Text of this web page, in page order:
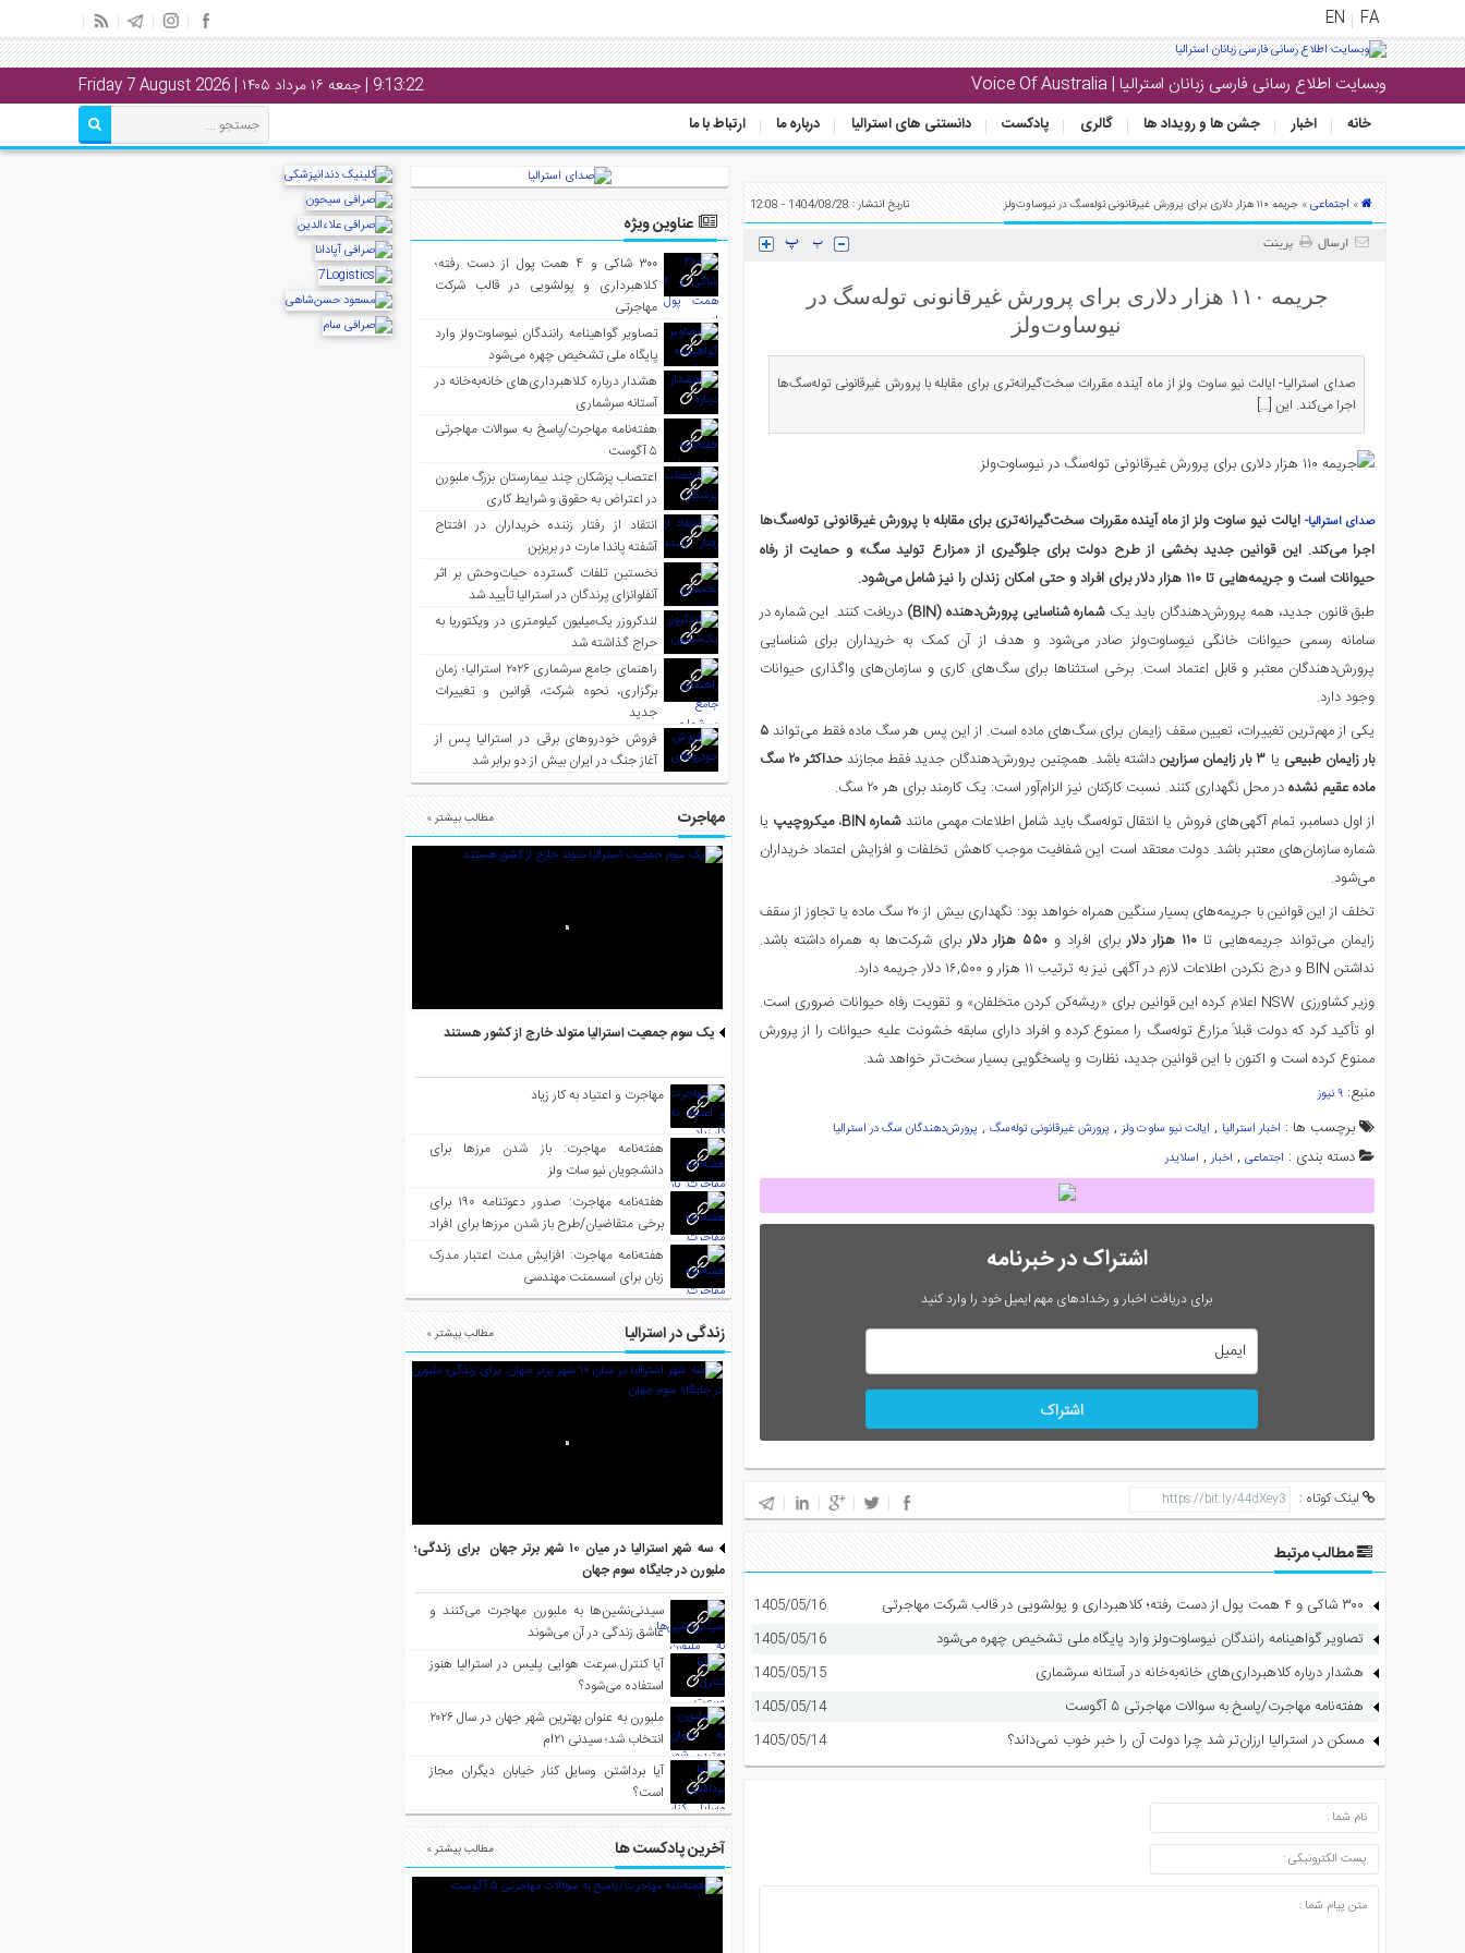
FA
EN
وبسایت اطلاع رسانی فارسی زبانان استرالیا | Voice Of Australia 9:13:23 | جمعه ۱۶ مرداد ۱۴۰۵ | Friday 7 August 2026
خانه اخبار جشن ها و رویداد ها گالری پادکست دانستنی های استرالیا درباره ما ارتباط با ما
اصلی
خانه
» اجتماعی» جریمه‌ ۱۱۰ هزار دلاری برای پرورش غیرقانونی توله‌سگ در نیوساوت‌ولز تاریخ انتشار : 1404/08/28 - 12:08
ارسال پرینت
جریمه‌ ۱۱۰ هزار دلاری برای پرورش غیرقانونی توله‌سگ در
نیوساوت‌ولز
صدای استرالیا- ایالت نیو ساوت ولز از ماه آینده مقررات سخت‌گیرانه‌تری برای مقابله با پرورش غیرقانونی توله‌سگ‌ها
اجرا می‌کند. این […]
صدای استرالیا- ایالت نیو ساوت ولز از ماه آینده مقررات سخت‌گیرانه‌تری برای مقابله با پرورش غیرقانونی توله‌سگ‌ها
اجرا می‌کند. این قوانین جدید بخشی از طرح دولت برای جلوگیری از «مزارع تولید ‌سگ» و حمایت از رفاه
حیوانات است و جریمه‌هایی تا ۱۱۰ هزار دلار برای افراد و حتی امکان زندان را نیز شامل می‌شود.
طبق قانون جدید، همه پرورش‌دهندگان باید یکشماره شناسایی پرورش‌دهنده (BIN)
دریافت کنند. این شماره در
سامانه رسمی حیوانات خانگی نیوساوت‌ولز صادر می‌شود و هدف از آن کمک به خریداران برای شناسایی
پرورش‌دهندگان معتبر و قابل اعتماد است. برخی استثناها برای سگ‌های کاری و سازمان‌های واگذاری حیوانات
وجود دارد.
یکی از مهم‌ترین تغییرات، تعیین سقف زایمان برای سگ‌های ماده است. از این پس هر سگ ماده فقط می‌تواند۵
بار زایمان طبیعی یا ۳ بار زایمان سزارین داشته باشد. همچنین پرورش‌دهندگان جدید فقط مجازند
حداکثر ۲۰ سگ
ماده عقیم نشدهدر محل نگهداری کنند. نسبت کارکنان نیز الزام‌آور است: یک کارمند برای هر ۲۰ سگ.
از اول دسامبر، تمام آگهی‌های فروش یا انتقال توله‌سگ باید شامل اطلاعات مهمی مانندشماره BIN ،میکروچیپ یا
شماره سازمان‌های معتبر باشد. دولت معتقد است این شفافیت موجب کاهش تخلفات و افزایش اعتماد خریداران
می‌شود.
تخلف از این قوانین با جریمه‌های بسیار سنگین همراه خواهد بود: نگهداری بیش از ۲۰ سگ ماده یا تجاوز از سقف
زایمان می‌تواند جریمه‌هایی تا ۱۱۰ هزار دلار برای افراد و ۵۵۰ هزار دلار
برای شرکت‌ها به همراه داشته باشد.
نداشتن BIN و درج نکردن اطلاعات لازم در آگهی نیز به ترتیب ۱۱ هزار و ۱۶,۵۰۰ دلار جریمه دارد.
وزیر کشاورزی NSW اعلام کرده این قوانین برای «ریشه‌کن کردن متخلفان» و تقویت رفاه حیوانات ضروری است.
او تأکید کرد که دولت قبلاً مزارع توله‌سگ را ممنوع کرده و افراد دارای سابقه خشونت علیه حیوانات را از پرورش
ممنوع کرده است و اکنون با این قوانین جدید، نظارت و پاسخگویی بسیار سخت‌تر خواهد شد.
منبع: ۹ نیوز
برچسب ها : اخبار استرالیا , ایالت نیو ساوت ولز , پرورش غیرقانونی توله‌سگ , پرورش‌دهندگان سگ در استرالیا
دسته بندی : اجتماعی , اخبار, اسلایدر
اشتراک در خبرنامه
برای دریافت اخبار و رخدادهای مهم ایمیل خود را وارد کنید
اشتراک
لینک کوتاه :
مطالب مرتبط
۳۰۰ شاکی و ۴ همت پول از دست رفته؛ کلاهبرداری و پولشویی در قالب شرکت مهاجرتی 1405/05/16
تصاویر گواهینامه رانندگان نیوساوت‌ولز وارد پایگاه ملی تشخیص چهره می‌شود 1405/05/16
هشدار درباره کلاهبرداری‌های خانه‌به‌خانه در آستانه سرشماری 1405/05/15
هفته‌نامه مهاجرت/پاسخ به سوالات مهاجرتی ۵ آگوست 1405/05/14
مسکن در استرالیا ارزان‌تر شد چرا دولت آن را خبر خوب نمی‌داند؟ 1405/05/14
ارسال دیدگاه
عناوین ویژه
۳۰۰ شاکی و ۴ همت پول از دست رفته؛
کلاهبرداری و پولشویی در قالب شرکت
مهاجرتی
تصاویر گواهینامه رانندگان نیوساوت‌ولز وارد
پایگاه ملی تشخیص چهره می‌شود
هشدار درباره کلاهبرداری‌های خانه‌به‌خانه در
آستانه سرشماری
هفته‌نامه مهاجرت/پاسخ به سوالات مهاجرتی
۵ آگوست
اعتصاب پزشکان چند بیمارستان بزرگ ملبورن
در اعتراض به حقوق و شرایط کاری
انتقاد از رفتار زننده خریداران در افتتاح
آشفته پاندا مارت در بریزبن
نخستین تلفات گسترده حیات‌وحش بر اثر
آنفلوانزای پرندگان در استرالیا تأیید شد
لندکروزر یک‌میلیون کیلومتری در ویکتوریا به
حراج گذاشته شد
راهنمای جامع سرشماری ۲۰۲۶ استرالیا؛ زمان
برگزاری، نحوه شرکت، قوانین و تغییرات
جدید
فروش خودروهای برقی در استرالیا پس از
آغاز جنگ در ایران بیش از دو برابر شد
مهاجرت مطالب بیشتر »
یک سوم جمعیت استرالیا متولد خارج از کشور هستند
مهاجرت و اعتیاد به کار زیاد
هفته‌نامه مهاجرت: باز شدن مرزها برای
دانشجویان نیو سات ولز
هفته‌نامه مهاجرت: صدور دعوتنامه ۱۹۰ برای
برخی متقاضیان/طرح باز شدن مرزها برای افراد
واکسینه شده
هفته‌نامه مهاجرت: افزایش مدت اعتبار مدرک
زبان برای اسسمنت مهندسی
زندگی در استرالیا مطالب بیشتر »
سه شهر استرالیا در میان ۱۰ شهر برتر جهان برای زندگی؛
ملبورن در جایگاه سوم جهان
سیدنی‌نشین‌ها به ملبورن مهاجرت می‌کنند و
عاشق زندگی در آن می‌شوند
آیا کنترل سرعت هوایی پلیس در استرالیا هنوز
استفاده می‌شود؟
ملبورن به عنوان بهترین شهر جهان در سال ۲۰۲۶
انتخاب شد؛ سیدنی ۲۱‌ام
آیا برداشتن وسایل کنار خیابان دیگران مجاز
است؟
آخرین پادکست ها مطالب بیشتر »